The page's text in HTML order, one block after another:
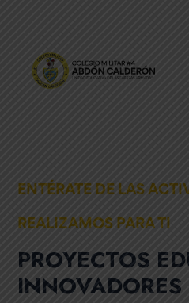
ENTÉRATE DE LAS
REALIZAMOS PARA TI
PROYECTOS
INNOVADORES